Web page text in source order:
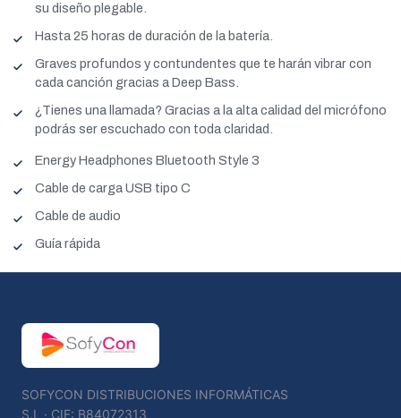
su diseño plegable.
Hasta 25 horas de duración de la batería.
Graves profundos y contundentes que te harán vibrar con
cada canción gracias a Deep Bass.
¿Tienes una llamada? Gracias a la alta calidad del micrófono
podrás ser escuchado con toda claridad.
Energy Headphones Bluetooth Style 3
Cable de carga USB tipo C
Cable de audio
Guía rápida
SOFYCON DISTRIBUCIONES INFORMÁTICAS
S.L · CIF: B84072313